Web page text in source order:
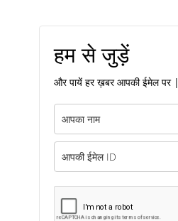
हम से जुड़ें
और पायें हर ख़बर आपकी ईमेल पर |